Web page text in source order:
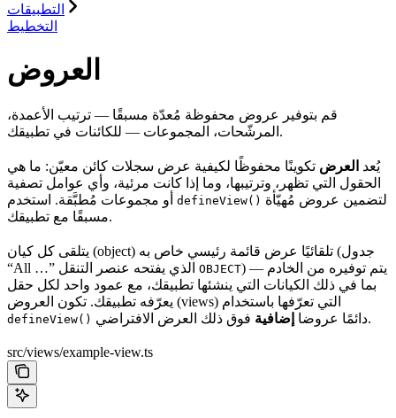
التطبيقات
التخطيط
العروض
قم بتوفير عروض محفوظة مُعدّة مسبقًا — ترتيب الأعمدة،
المرشّحات، المجموعات — للكائنات في تطبيقك.
يُعد العرض تكوينًا محفوظًا لكيفية عرض سجلات كائن معيّن: ما هي
الحقول التي تظهر، وترتيبها، وما إذا كانت مرئية، وأي عوامل تصفية
defineView()
مسبقًا مع تطبيقك.
يتلقى كل كيان (object) تلقائيًا عرض قائمة رئيسي خاص به (جدول
OBJECT) يتم توفيره من الخادم —
بما في ذلك الكيانات التي ينشئها تطبيقك، مع عمود واحد لكل حقل
يعرّفه تطبيقك. تكون العروض (views) التي تعرّفها باستخدام
defineView() دائمًا عروضا إضافية فوق ذلك العرض الافتراضي.
src/views/example-view.ts